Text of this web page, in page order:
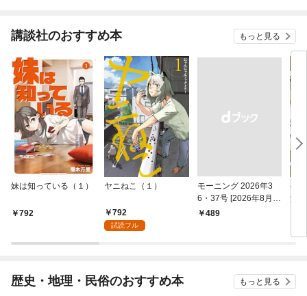
講談社のおすすめ本 もっと見る
妹は知っている（１）
792
ヤニねこ（１）
792
試読フル
モーニング 2026年3
6・37号 [2026年8月6
日発売]
￥489
ゲ
貴
し
歴史・地理・民俗のおすすめ本 もっと見る